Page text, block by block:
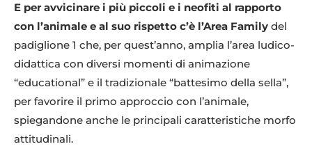
E per avvicinare i più piccoli e i neofiti al rapporto
con l’animale e al suo rispetto c’è l’Area Family del
padiglione 1 che, per quest’anno, amplia l’area ludico-
didattica con diversi momenti di animazione
“educational” e il tradizionale “battesimo della sella”,
per favorire il primo approccio con l’animale,
spiegandone anche le principali caratteristiche morfo
attitudinali.